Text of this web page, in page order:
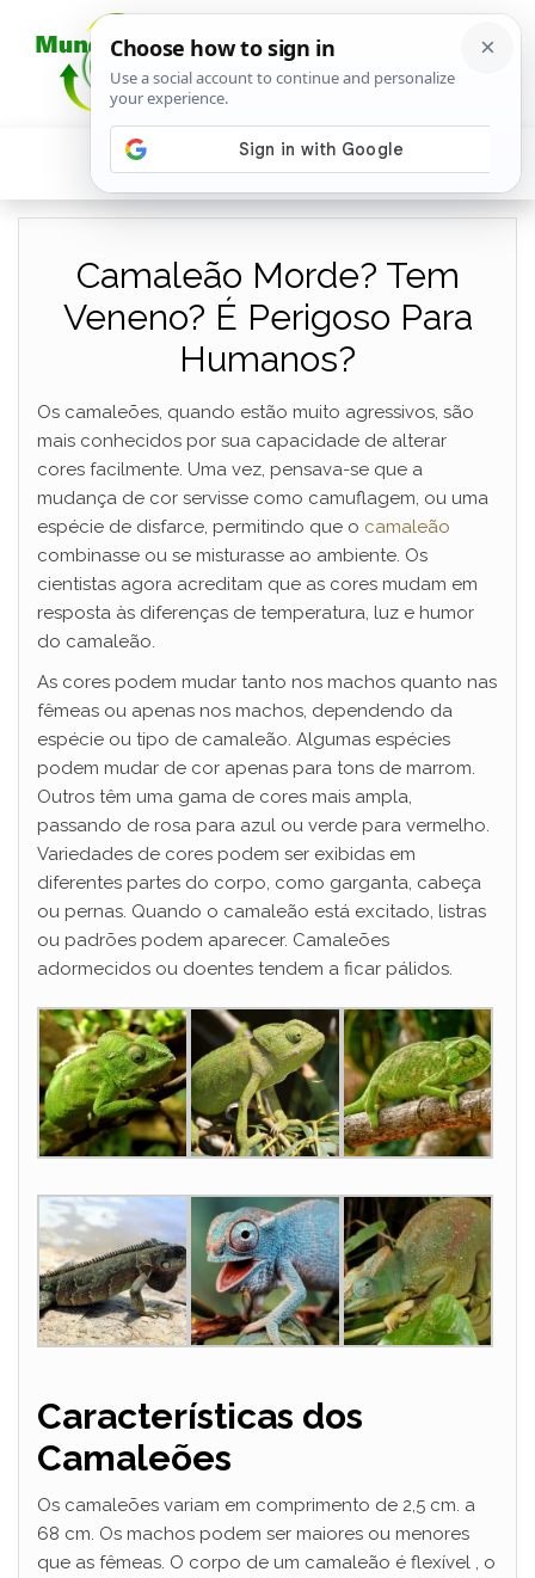
Camaleão Morde? Tem
Veneno? É Perigoso Para
Humanos?
Os camaleões, quando estão muito agressivos, são
mais conhecidos por sua capacidade de alterar
cores facilmente. Uma vez, pensava-se que a
mudança de cor servisse como camuflagem, ou uma
espécie de disfarce, permitindo que o camaleão
combinasse ou se misturasse ao ambiente. Os
cientistas agora acreditam que as cores mudam em
resposta às diferenças de temperatura, luz e humor
do camaleão.
As cores podem mudar tanto nos machos quanto nas
fêmeas ou apenas nos machos, dependendo da
espécie ou tipo de camaleão. Algumas espécies
podem mudar de cor apenas para tons de marrom.
Outros têm uma gama de cores mais ampla,
passando de rosa para azul ou verde para vermelho.
Variedades de cores podem ser exibidas em
diferentes partes do corpo, como garganta, cabeça
ou pernas. Quando o camaleão está excitado, listras
ou padrões podem aparecer. Camaleões
adormecidos ou doentes tendem a ficar pálidos.
Características dos
Camaleões
Os camaleões variam em comprimento de 2,5 cm. a
68 cm. Os machos podem ser maiores ou menores
que as fêmeas. O corpo de um camaleão é flexível , o